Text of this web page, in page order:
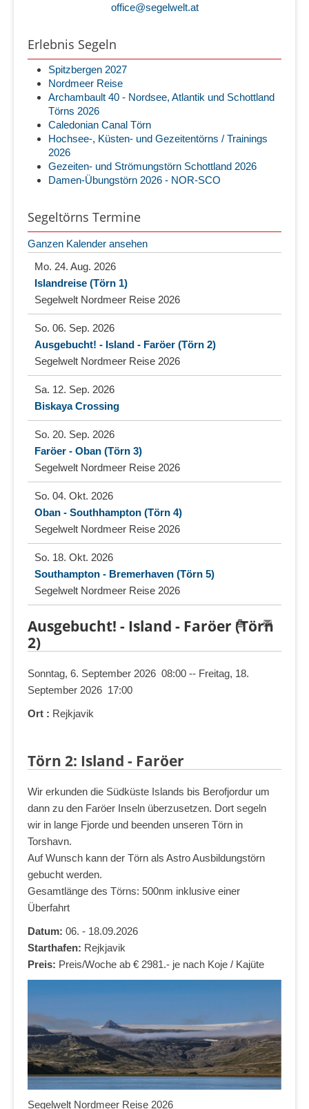
office@segelwelt.at
Erlebnis Segeln
Spitzbergen 2027
Nordmeer Reise
Archambault 40 - Nordsee, Atlantik und Schottland
Törns 2026
Caledonian Canal Törn
Hochsee-, Küsten- und Gezeitentörns / Trainings
2026
Gezeiten- und Strömungstörn Schottland 2026
Damen-Übungstörn 2026 - NOR-SCO
Segeltörns Termine
Ganzen Kalender ansehen
Mo. 24. Aug. 2026
Islandreise (Törn 1)
Segelwelt Nordmeer Reise 2026
So. 06. Sep. 2026
Ausgebucht! - Island - Faröer (Törn 2)
Segelwelt Nordmeer Reise 2026
Sa. 12. Sep. 2026
Biskaya Crossing
So. 20. Sep. 2026
Faröer - Oban (Törn 3)
Segelwelt Nordmeer Reise 2026
So. 04. Okt. 2026
Oban - Southhampton (Törn 4)
Segelwelt Nordmeer Reise 2026
So. 18. Okt. 2026
Southampton - Bremerhaven (Törn 5)
Segelwelt Nordmeer Reise 2026
Ausgebucht! - Island - Faröer (Törn
2)
Sonntag, 6. September 2026 08:00 -- Freitag, 18.
September 2026 17:00
Ort : Rejkjavik
Törn 2: Island - Faröer
Wir erkunden die Südküste Islands bis Berofjordur um
dann zu den Faröer Inseln überzusetzen. Dort segeln
wir in lange Fjorde und beenden unseren Törn in
Torshavn.
Auf Wunsch kann der Törn als Astro Ausbildungstörn
gebucht werden.
Gesamtlänge des Törns: 500nm inklusive einer
Überfahrt
Datum: 06. - 18.09.2026
Starthafen: Rejkjavik
Preis: Preis/Woche ab € 2981.- je nach Koje / Kajüte
Segelwelt Nordmeer Reise 2026